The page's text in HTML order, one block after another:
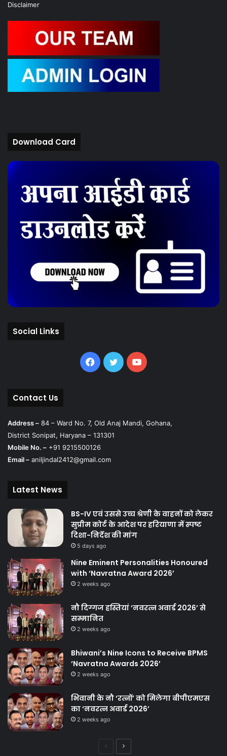
Disclaimer
Download Card
Social Links
Facebook
TwitterYouTube
Contact Us
Address – 84 – Ward No. 7, Old Anaj Mandi, Gohana,
District Sonipat, Haryana – 131301
Mobile No. – +91 9215500126
Email – aniljindal2412@gmail.com
Latest News
BS-IV एवं उससे उच्च श्रेणी के वाहनों को लेकर
सुप्रीम कोर्ट के आदेश पर हरियाणा में स्पष्ट
दिशा-निर्देश की मांग
5 days ago
Nine Eminent Personalities Honoured
with ‘Navratna Award 2026’
2 weeks ago
नौ दिग्गज हस्तियां ‘नवरत्न अवार्ड 2026’ से
सम्मानित
2 weeks ago
Bhiwani’s Nine Icons to Receive BPMS
‘Navratna Awards 2026’
2 weeks ago
भिवानी के नौ ‘रत्नों’ को मिलेगा बीपीएमएस
का ‘नवरत्न अवार्ड 2026’
2 weeks ago
PreviousNext